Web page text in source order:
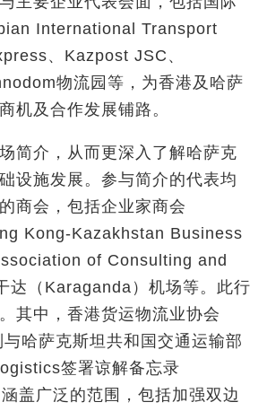
International Transport
、Kazpost JSC、
物流园等，为香港及哈萨
机及合作发展铺路。
简介，从而更深入了解哈萨克
设施发展。参与简介的代表均
商会，包括企业家商会
Kong-Kazakhstan Business
of Consulting and
达（Karaganda）机场等。此行
其中，香港货运物流业协会
与哈萨克斯坦共和国交通运输部
签署谅解备忘录
涵盖广泛的范围，包括加强双边